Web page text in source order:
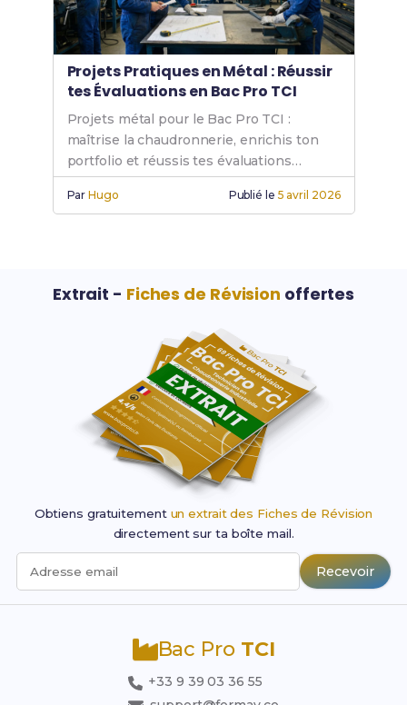
Projets Pratiques en Métal : Réussir
tes Évaluations en Bac Pro TCI
Projets métal pour le Bac Pro TCI :
maîtrise la chaudronnerie, enrichis ton
portfolio et réussis tes évaluations
pratiques en atelier.
ParHugo Publié le 5 avril 2026
Extrait - Fiches de Révision offertes
Obtiens gratuitement un extrait des Fiches de Révision
directement sur ta boîte mail.
Adresse email Recevoir
Bac Pro TCI
+33 9 39 03 36 55